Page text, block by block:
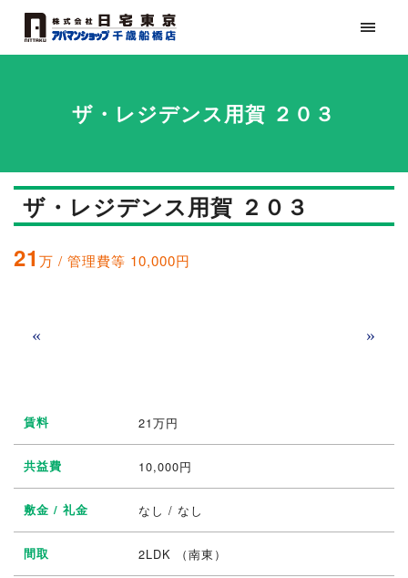
ザ・レジデンス用賀 ２０３
ザ・レジデンス用賀 ２０３
21 万 / 管理費等 10,000円
« »
賃料 21万円
共益費 10,000円
敷金 / 礼金 なし / なし
間取 2LDK （南東）